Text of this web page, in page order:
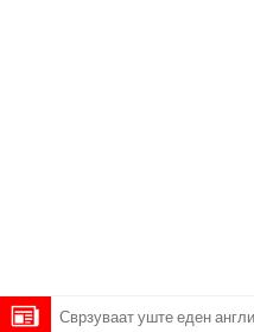
Сврзуваат уште еден